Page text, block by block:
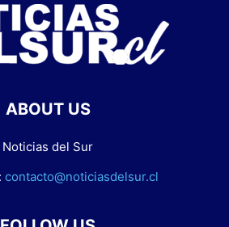
ABOUT US
Noticias del Sur
contacto@noticiasdelsur.cl